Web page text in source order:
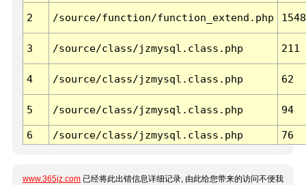
2 /source/function/function_extend.php 1548
3 /source/class/jzmysql.class.php 211
4 /source/class/jzmysql.class.php 62
5 /source/class/jzmysql.class.php 94
6 /source/class/jzmysql.class.php 76
www.365jz.com 已经将此出错信息详细记录, 由此给您带来的访问不便我